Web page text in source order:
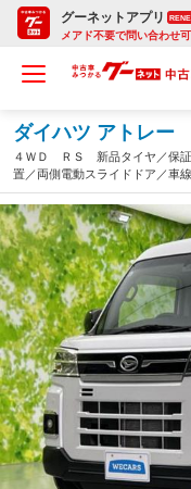
グーネットアプリ
メアド不要で問い合わせ
ダイハツ アトレー
４ＷＤ ＲＳ 新品タイヤ／保
置／両側電動スライドドア／車
レコーダー 純正／ヘッドラン
ｕｅｔｏｏｔｈ接続／ＥＴＣ（新